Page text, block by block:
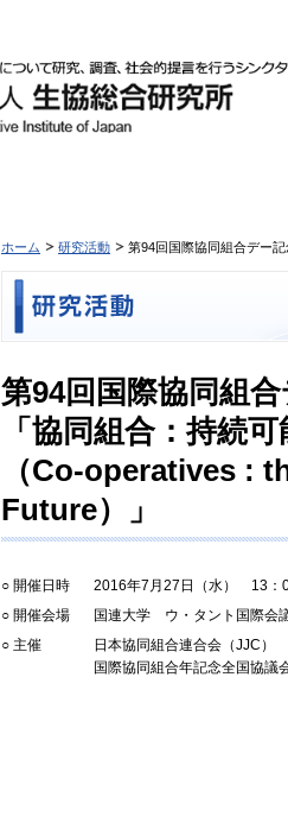
ホーム 研究活動 第94回国際協同組合デー
第94回国際協同組
「協同組合：持続
（Co-operatives :
Future）」
○ 開催日時
2016年7月27日（水） 13：
○ 開催会場
国連大学 ウ・タント国際会
○ 主催
日本協同組合連合会（JJC）
国際協同組合年記念全国協議